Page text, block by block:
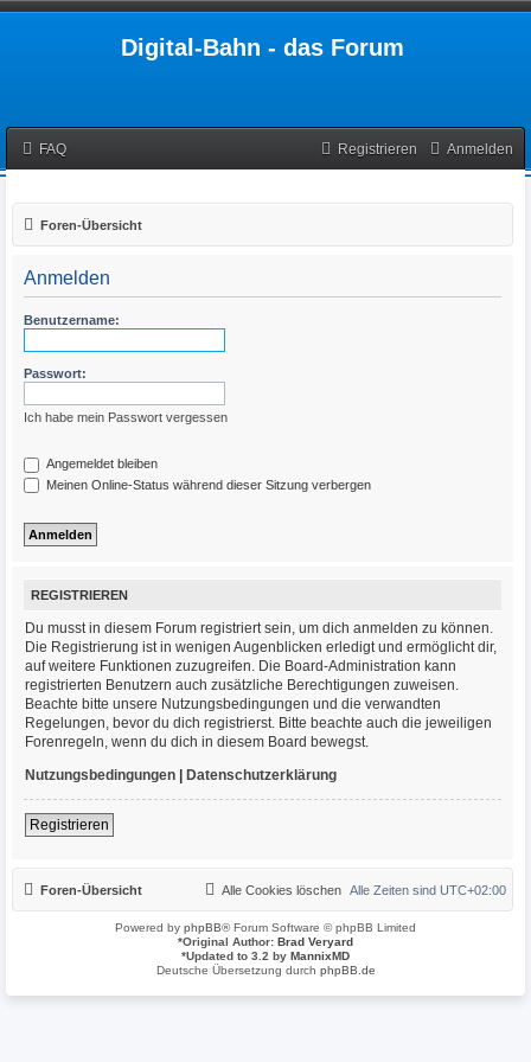
Digital-Bahn - das Forum
FAQ Anmelden
Registrieren
Foren-Übersicht
Anmelden
Benutzername:
Passwort:
Ich habe mein Passwort vergessen
Angemeldet bleiben
Meinen Online-Status während dieser Sitzung verbergen
REGISTRIEREN
Du musst in diesem Forum registriert sein, um dich anmelden zu können.
Die Registrierung ist in wenigen Augenblicken erledigt und ermöglicht dir,
auf weitere Funktionen zuzugreifen. Die Board-Administration kann
registrierten Benutzern auch zusätzliche Berechtigungen zuweisen.
Beachte bitte unsere Nutzungsbedingungen und die verwandten
Regelungen, bevor du dich registrierst. Bitte beachte auch die jeweiligen
Forenregeln, wenn du dich in diesem Board bewegst.
Nutzungsbedingungen | Datenschutzerklärung
Registrieren
Foren-Übersicht Alle Zeiten sind UTC+02:00
Alle Cookies löschen
Powered by phpBB® Forum Software © phpBB Limited
*Original Author: Brad Veryard
*Updated to 3.2 by MannixMD
Deutsche Übersetzung durch phpBB.de